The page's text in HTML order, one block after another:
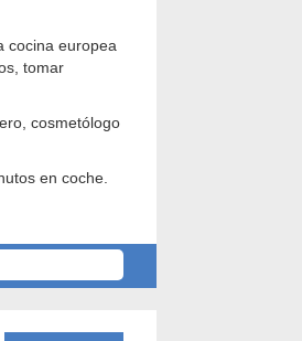
cocina europea
tomar
cosmetólogo
en coche.